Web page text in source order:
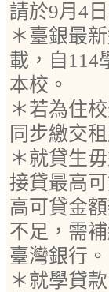
請於9月4
＊臺銀最
載，自114
本校。
＊若為住
同步繳交
＊就貸生
接貸最高
高可貸金
不足，需
臺灣銀行。
＊就學貸